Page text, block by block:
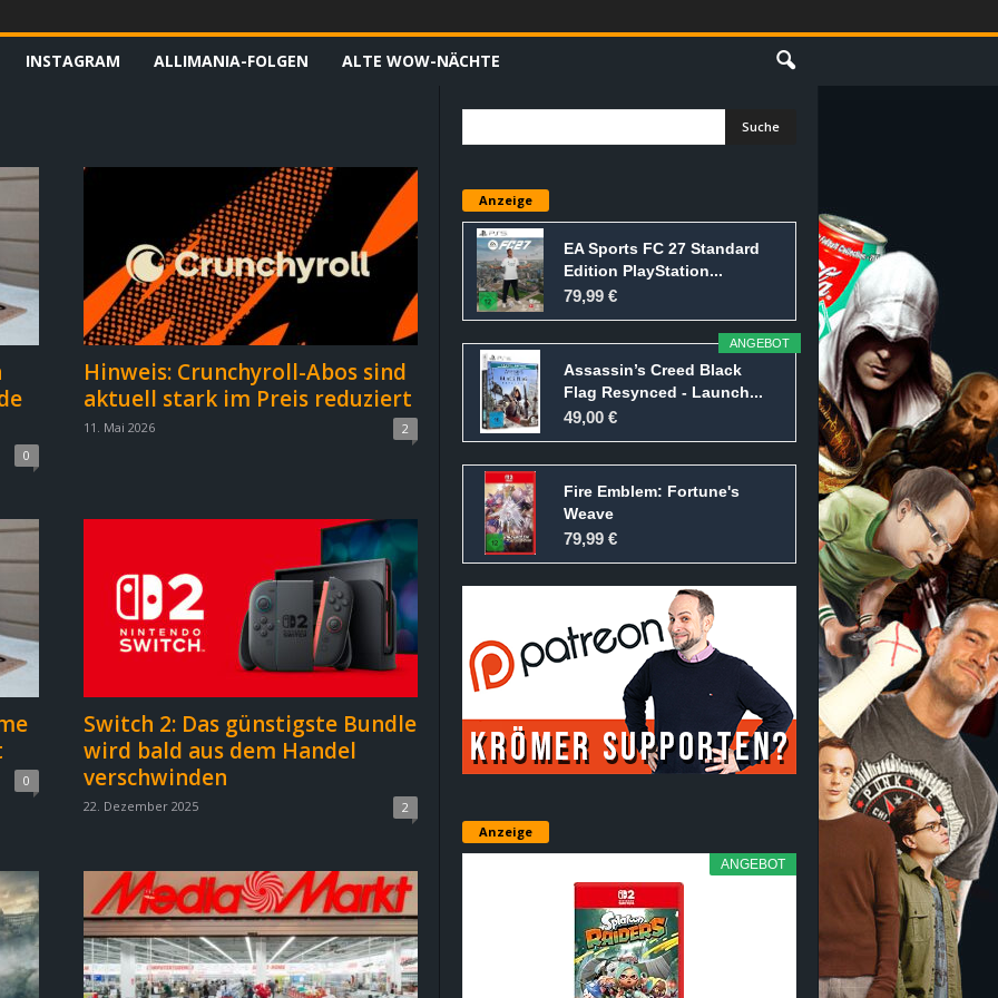
INSTAGRAM ALLIMANIA-FOLGEN ALTE WOW-NÄCHTE
0
Hinweis: Crunchyroll-Abos sind
aktuell stark im Preis reduziert
11. Mai 2026 2
0
Switch 2: Das günstigste Bundle
wird bald aus dem Handel
verschwinden
22. Dezember 2025 2
Anzeige
EA Sports FC 27 Standard
Edition PlayStation...
79,99 €
ANGEBOT
Assassin’s Creed Black
Flag Resynced - Launch...
49,00 €
Fire Emblem: Fortune's
Weave
79,99 €
Anzeige
ANGEBOT